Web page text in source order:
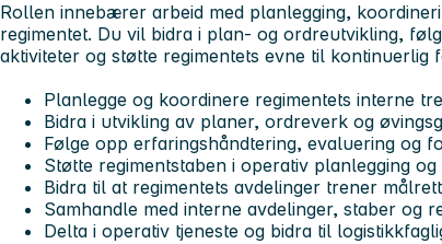
Rollen innebærer arbeid med planlegging,
regimentet. Du vil bidra i plan- og ordreutvikling,
aktiviteter og støtte regimentets evne til kontinuerlig
Planlegge og koordinere regimentets interne
Bidra i utvikling av planer, ordreverk og
Følge opp erfaringshåndtering, evaluering og
Støtte regimentstaben i operativ planlegging og
Bidra til at regimentets avdelinger trener
Samhandle med interne avdelinger, staber og
Delta i operativ tjeneste og bidra til